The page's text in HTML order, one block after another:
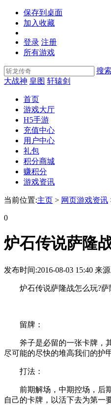
保存到桌面
加入收藏
登录 注册
所有游戏
搜索
大战神 皇图 轩辕剑
首页
游戏大厅
H5手游
充值中心
用户中心
礼包
积分商城
赚积分
游戏资讯
当前位置:主页 > 网页游戏资讯
0
炉石传说萨隆
发布时间:2016-08-03 15:40 来
炉石传说萨隆战怎么玩?萨隆
留牌：
斧子是必留的一张卡牌，其
尽可能的尽快的堆高我们的护
打法：
前期解场，中期控场，后期
自己的卡牌，以活下去为第一